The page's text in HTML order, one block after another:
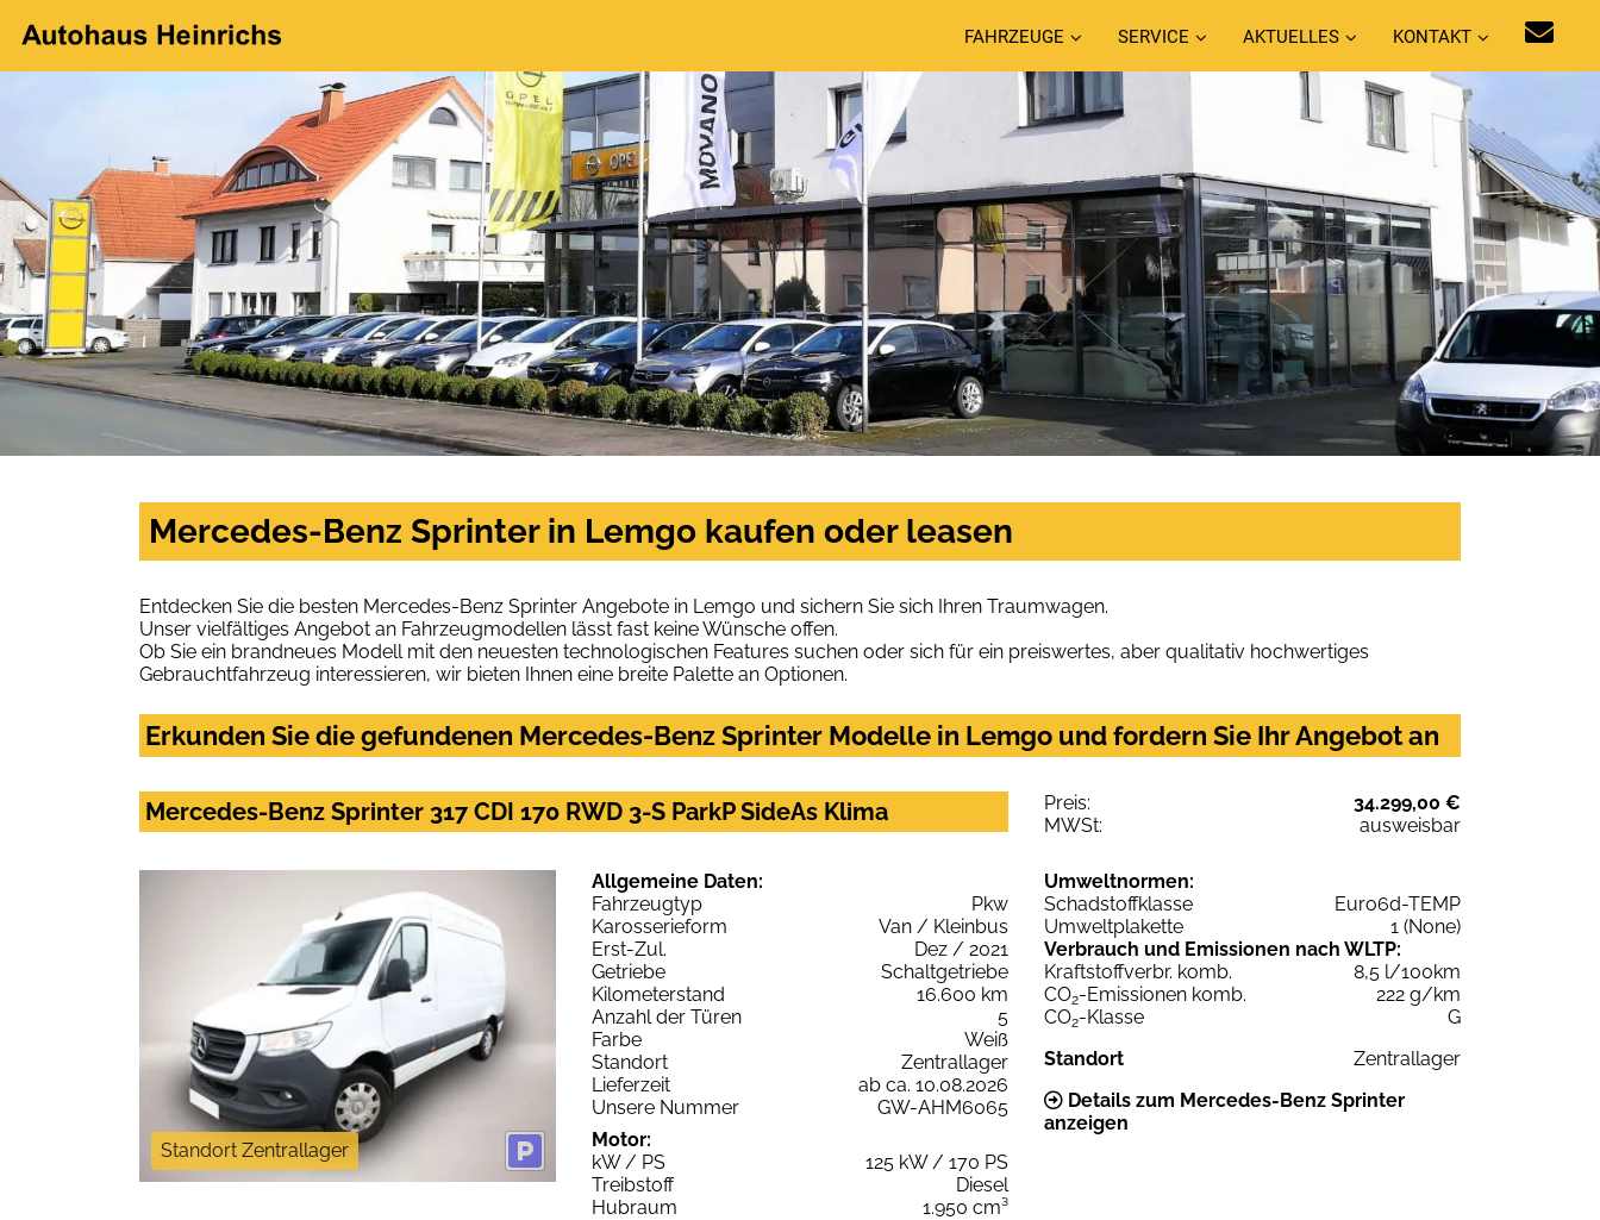
FAHRZEUGE SERVICE AKTUELLES KONTAKT
Mercedes-Benz Sprinter in Lemgo kaufen oder leasen
Entdecken Sie die besten Mercedes-Benz Sprinter Angebote in Lemgo und sichern Sie sich Ihren Traumwagen.
Unser vielfältiges Angebot an Fahrzeugmodellen lässt fast keine Wünsche offen.
Ob Sie ein brandneues Modell mit den neuesten technologischen Features suchen oder sich für ein preiswertes, aber qualitativ hochwertiges
Gebrauchtfahrzeug interessieren, wir bieten Ihnen eine breite Palette an Optionen.
Erkunden Sie die gefundenen Mercedes-Benz Sprinter Modelle in Lemgo und fordern Sie Ihr Angebot an
Mercedes-Benz Sprinter 317 CDI 170 RWD 3-S ParkP SideAs Klima Preis:
34.299,00 €
MWSt:
ausweisbar
Standort Zentrallager
Allgemeine Daten:
Fahrzeugtyp
Pkw
Karosserieform
Van / Kleinbus
Erst-Zul.
Dez / 2021
Getriebe
Schaltgetriebe
Kilometerstand
16.600 km
Anzahl der Türen
5
Farbe
Weiß
Standort
Zentrallager
Lieferzeit
ab ca. 10.08.2026
Unsere Nummer
GW-AHM6065
Motor:
kW / PS
125 kW / 170 PS
Treibstoff
Diesel
Hubraum
1.950 cm³
Umweltnormen:
Schadstoffklasse
Euro6d-TEMP
Umweltplakette
1 (None)
Verbrauch und Emissionen nach WLTP:
Kraftstoffverbr. komb.
8,5 l/100km
CO2-Emissionen komb.
222 g/km
CO2-Klasse
G
Standort
Zentrallager
Details zum Mercedes-Benz Sprinter
anzeigen